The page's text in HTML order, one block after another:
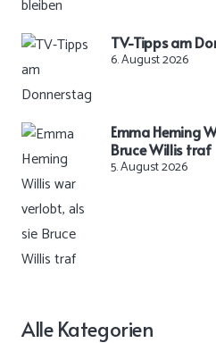
TV-Tipps am
6. August 2026
Emma Heming
Bruce Willis traf
5. August 2026
Alle Kategorien